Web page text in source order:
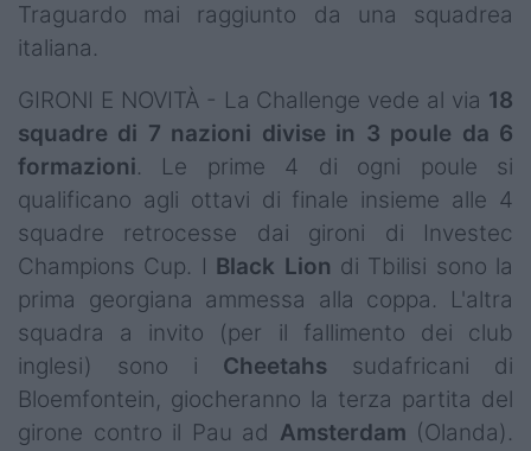
Traguardo mai raggiunto da una squadrea
italiana.
GIRONI E NOVITÀ - La Challenge vede al via 18
squadre di 7 nazioni divise in 3 poule da 6
formazioni. Le prime 4 di ogni poule si
qualificano agli ottavi di finale insieme alle 4
squadre retrocesse dai gironi di Investec
Champions Cup. I Black Lion di Tbilisi sono la
prima georgiana ammessa alla coppa. L'altra
squadra a invito (per il fallimento dei club
inglesi) sono i Cheetahs sudafricani di
Bloemfontein, giocheranno la terza partita del
girone contro il Pau ad Amsterdam (Olanda).